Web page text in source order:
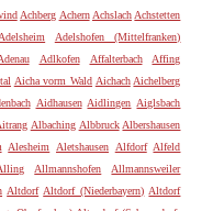
Achberg Achern Achslach Achstetten
Adelsheim
Adelshofen (Mittelfranken)
Adlkofen Affalterbach
Affing
Aicha vorm Wald Aichach Aichelberg
Aidhausen Aidlingen Aiglsbach
Albaching Albbruck Albershausen
Alesheim Aletshausen Alfdorf Alfeld
Allmannshofen
Allmannsweiler
Altdorf Altdorf (Niederbayern) Altdorf